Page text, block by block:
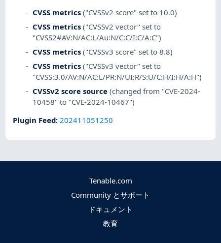
CVSS metrics ("CVSSv2 score" set to 10.0)
CVSS metrics ("CVSSv2 vector" set to
"CVSS2#AV:N/AC:L/Au:N/C:C/I:C/A:C")
CVSS metrics ("CVSSv3 score" set to 8.8)
CVSS metrics ("CVSSv3 vector" set to
"CVSS:3.0/AV:N/AC:L/PR:N/UI:R/S:U/C:H/I:H/A:H")
CVSSv2 score source (changed from "CVE-2024-
10458" to "CVE-2024-10467")
Plugin Feed: 202411051250
Tenable.com
Community とサポート
ドキュメント
教育